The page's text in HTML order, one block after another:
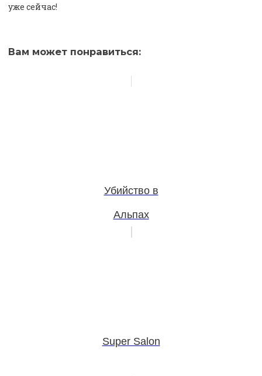
уже сейчас!
Вам может понравиться:
Убийство в
Альпах
Super Salon